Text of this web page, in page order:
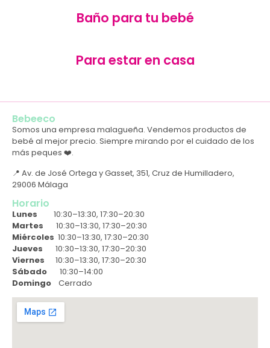
Baño para tu bebé
Para estar en casa
Bebeeco
Somos una empresa malagueña. Vendemos productos de
bebé al mejor precio. Siempre mirando por el cuidado de los
más peques ❤️.
📍 Av. de José Ortega y Gasset, 351, Cruz de Humilladero,
29006 Málaga
Horario
Lunes 10:30–13:30, 17:30–20:30
Martes 10:30–13:30, 17:30–20:30
Miércoles 10:30–13:30, 17:30–20:30
Jueves 10:30–13:30, 17:30–20:30
Viernes 10:30–13:30, 17:30–20:30
Sábado
10:30–14:00
Domingo
Cerrado